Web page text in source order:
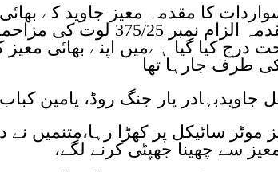
کا مقدمہ معیز جاوید کے
درج کیا گیا ہےمیں اپنے بھائی
طرف جارہا تھا
جاویدبہادر یار جنگ روڈ، یامین
موٹر سائیکل پر کھڑا رہا،متنمیں
معیز سے چھینا جھپٹی کرنے لگے،